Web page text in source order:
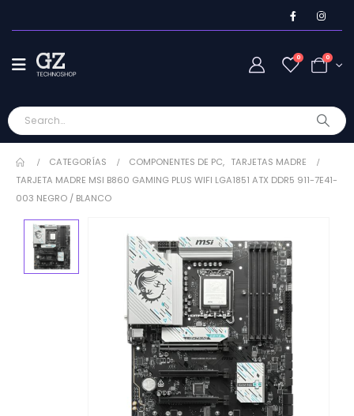
0 0
CATEGORÍAS COMPONENTES DE PC, TARJETAS MADRE
TARJETA MADRE MSI B860 GAMING PLUS WIFI LGA1851 ATX DDR5 911-7E41-
003 NEGRO / BLANCO